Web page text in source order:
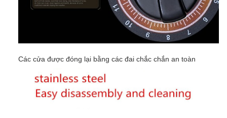
Các cửa được đóng lại bằng các đai chắc chắn an toàn